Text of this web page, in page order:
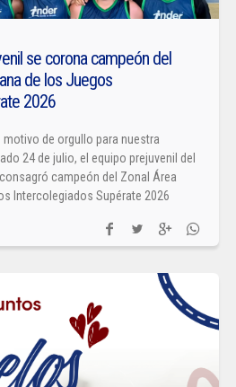
se corona campeón del
de los Juegos
2026
de orgullo para nuestra
24 de julio, el equipo prejuvenil del
campeón del Zonal Área
Intercolegiados Supérate 2026